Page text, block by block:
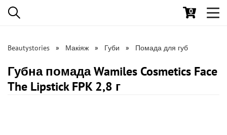
0
Beautystories Макіяж Губи Помада для губ
Губна помада Wamiles Cosmetics Face
The Lipstick FPK 2,8 г